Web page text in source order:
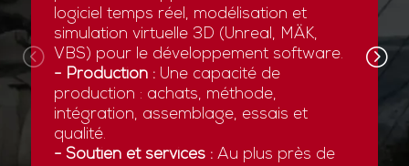
logiciel temps réel, modélisation et
simulation virtuelle 3D (Unreal, MÄK,
VBS) pour le développement software.
- Production :Une capacité de
production : achats, méthode,
intégration, assemblage, essais et
qualité.
- Soutien et services :Au plus près de